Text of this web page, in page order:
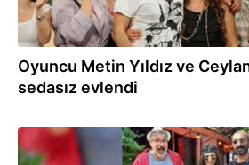
Oyuncu Metin Yıldız ve
sedasız evlendi
04.06.2021